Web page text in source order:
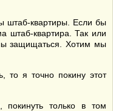
штаб-квартиры. Если бы
штаб-квартира. Так или
защищаться. Хотим мы
то я точно покину этот
только в том